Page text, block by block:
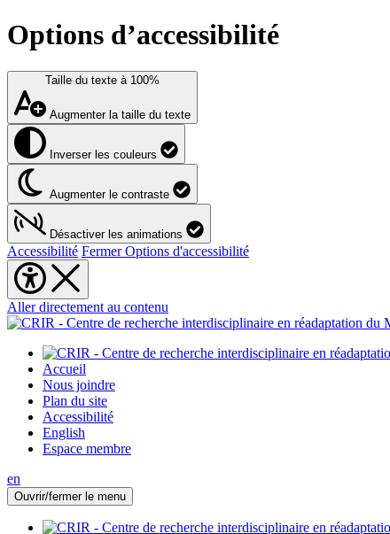
Options d’accessibilité
Taille du texte à 100%
Augmenter la taille du texte
Inverser les couleurs
Augmenter le contraste
Désactiver les animations
Accessibilité Fermer Options d'accessibilité
Aller directement au contenu
Accueil
Nous joindre
Plan du site
Accessibilité
English
Espace membre
en
Ouvrir/fermer le menu